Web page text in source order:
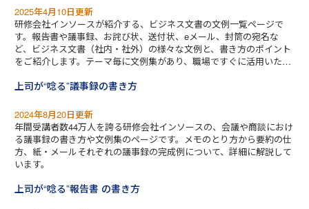
2025年4月10日更新
研修会社インソースが紹介する、ビジネス文書の文例一覧ページで
す。報告書や議事録、お詫び状、送付状、eメール、封筒の宛名な
ど、ビジネス文書（社内・社外）の様々な文例と、書き方のポイント
をご紹介します。テーマ毎に文例集があり、職場ですぐに活用いただ
す！
上司が“唸る”議事録の書き方
2024年8月20日更新
年間受講者数44万人を誇る研修会社インソースの、会議や商談におけ
る議事録の書き方や文例集のページです。メモのとり方から要約の仕
方、紙・メールそれぞれの議事録の完成例について、詳細に解説して
います。
上司が“唸る”報告書 の書き方